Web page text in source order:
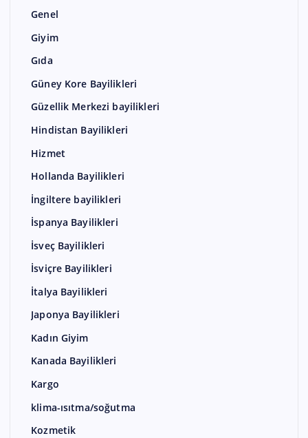
Genel
Giyim
Gıda
Güney Kore Bayilikleri
Güzellik Merkezi bayilikleri
Hindistan Bayilikleri
Hizmet
Hollanda Bayilikleri
İngiltere bayilikleri
İspanya Bayilikleri
İsveç Bayilikleri
İsviçre Bayilikleri
İtalya Bayilikleri
Japonya Bayilikleri
Kadın Giyim
Kanada Bayilikleri
Kargo
klima-ısıtma/soğutma
Kozmetik